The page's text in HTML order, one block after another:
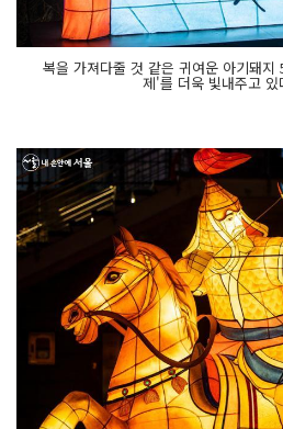
복을 가져다줄 것 같은 귀여운 아기돼
제'를 더욱 빛내주고